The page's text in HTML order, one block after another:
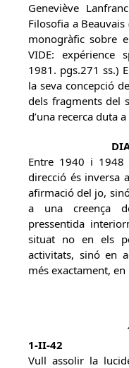
Geneviève
Filosofia a
monogràfic sobre
VIDE: expérience
1981. pgs.271 ss.)
la seva concepció
dels fragments del
d’una recerca duta
Entre 1940 i 1948
direcció és inversa
afirmació del jo,
a una creença
pressentida
situat no en els
activitats, sinó en
més exactament,
1-II-42
Vull assolir la